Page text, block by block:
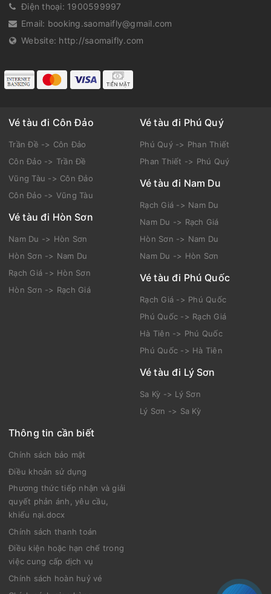
Điện thoại: 1900599997
Email: booking.saomaifly@gmail.com
Website: http://saomaifly.com
Vé tàu đi Côn Đảo
Trần Đề -> Côn Đảo
Côn Đảo -> Trần Đề
Vũng Tàu -> Côn Đảo
Côn Đảo -> Vũng Tàu
Vé tàu đi Hòn Sơn
Nam Du -> Hòn Sơn
Hòn Sơn -> Nam Du
Rạch Giá -> Hòn Sơn
Hòn Sơn -> Rạch Giá
Vé tàu đi Phú Quý
Phú Quý -> Phan Thiết
Phan Thiết -> Phú Quý
Vé tàu đi Nam Du
Rạch Giá -> Nam Du
Nam Du -> Rạch Giá
Hòn Sơn -> Nam Du
Nam Du -> Hòn Sơn
Vé tàu đi Phú Quốc
Rạch Giá -> Phú Quốc
Phú Quốc -> Rạch Giá
Hà Tiên -> Phú Quốc
Phú Quốc -> Hà Tiên
Vé tàu đi Lý Sơn
Sa Kỳ -> Lý Sơn
Lý Sơn -> Sa Kỳ
Thông tin cần biết
Chính sách bảo mật
Điều khoản sử dụng
Phương thức tiếp nhận và giải
quyết phản ánh, yêu cầu,
khiếu nại.docx
Chính sách thanh toán
Điều kiện hoặc hạn chế trong
việc cung cấp dịch vụ
Chính sách hoàn huỷ vé